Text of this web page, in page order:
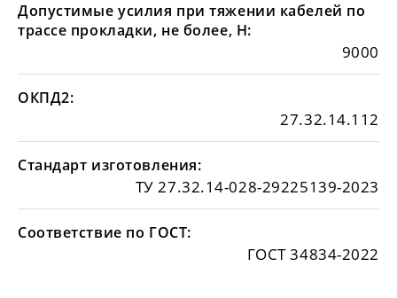
Допустимые усилия при тяжении кабелей по
трассе прокладки, не более, Н:
9000
ОКПД2:
27.32.14.112
Стандарт изготовления:
ТУ 27.32.14-028-29225139-2023
Соответствие по ГОСТ:
ГОСТ 34834-2022